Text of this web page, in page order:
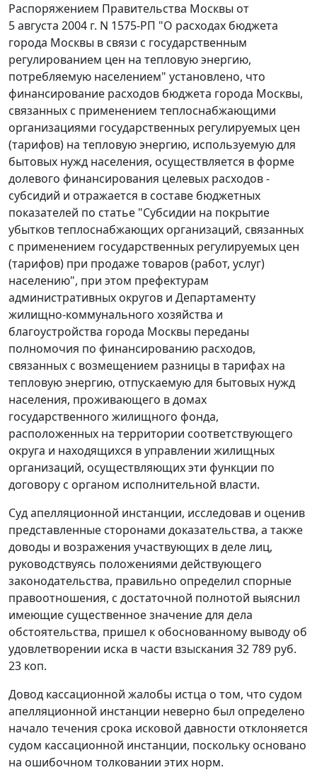
Распоряжением Правительства Москвы от
5 августа 2004 г. N 1575-РП "О расходах бюджета
города Москвы в связи с государственным
регулированием цен на тепловую энергию,
потребляемую населением" установлено, что
финансирование расходов бюджета города Москвы,
связанных с применением теплоснабжающими
организациями государственных регулируемых цен
(тарифов) на тепловую энергию, используемую для
бытовых нужд населения, осуществляется в форме
долевого финансирования целевых расходов -
субсидий и отражается в составе бюджетных
показателей по статье "Субсидии на покрытие
убытков теплоснабжающих организаций, связанных
с применением государственных регулируемых цен
(тарифов) при продаже товаров (работ, услуг)
населению", при этом префектурам
административных округов и Департаменту
жилищно-коммунального хозяйства и
благоустройства города Москвы переданы
полномочия по финансированию расходов,
связанных с возмещением разницы в тарифах на
тепловую энергию, отпускаемую для бытовых нужд
населения, проживающего в домах
государственного жилищного фонда,
расположенных на территории соответствующего
округа и находящихся в управлении жилищных
организаций, осуществляющих эти функции по
договору с органом исполнительной власти.
Суд апелляционной инстанции, исследовав и оценив
представленные сторонами доказательства, а также
доводы и возражения участвующих в деле лиц,
руководствуясь положениями действующего
законодательства, правильно определил спорные
правоотношения, с достаточной полнотой выяснил
имеющие существенное значение для дела
обстоятельства, пришел к обоснованному выводу об
удовлетворении иска в части взыскания 32 789 руб.
23 коп.
Довод кассационной жалобы истца о том, что судом
апелляционной инстанции неверно был определено
начало течения срока исковой давности отклоняется
судом кассационной инстанции, поскольку основано
на ошибочном толковании этих норм.